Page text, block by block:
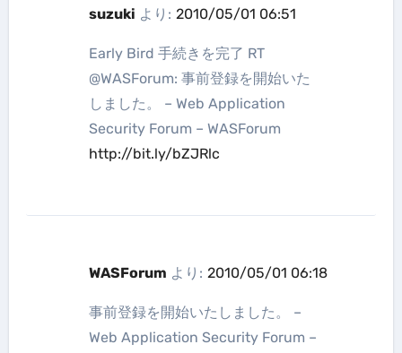
suzuki より: 2010/05/01 06:51
Early Bird 手続きを完了 RT
@WASForum: 事前登録を開始いた
しました。 – Web Application
Security Forum – WASForum
http://bit.ly/bZJRlc
WASForum より: 2010/05/01 06:18
事前登録を開始いたしました。 –
Web Application Security Forum –